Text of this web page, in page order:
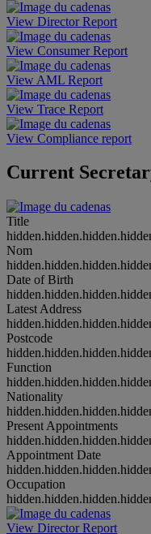
View Director Report
View Consumer Report
View AML Report
View Trace Report
View Compliance report
Current
Title
Nom
Date of Birth
Latest Address
Postcode
Function
Nationality
Present Appointments
Appointment Date
Occupation
View Director Report